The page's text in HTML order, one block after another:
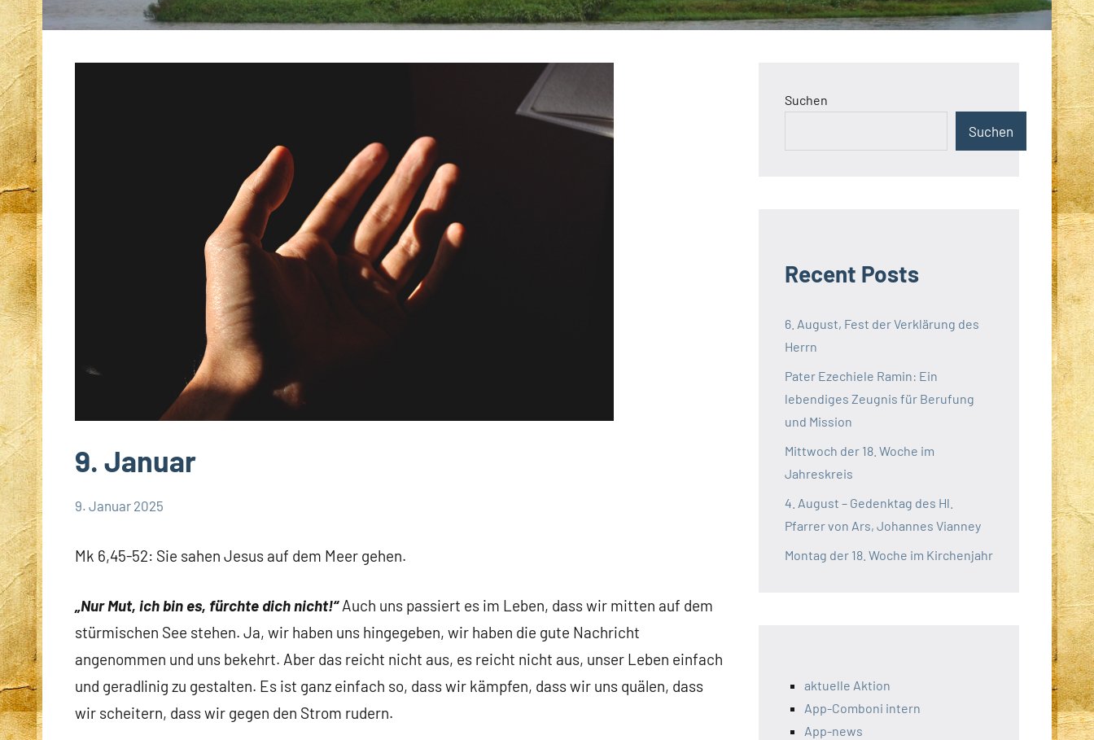
9. Januar
9. Januar 2025
Mk 6,45-52: Sie sahen Jesus auf dem Meer gehen.
„Nur Mut, ich bin es, fürchte dich nicht!“Auch uns passiert es im Leben, dass wir mitten auf dem
stürmischen See stehen. Ja, wir haben uns hingegeben, wir haben die gute Nachricht
angenommen und uns bekehrt. Aber das reicht nicht aus, es reicht nicht aus, unser Leben einfach
und geradlinig zu gestalten. Es ist ganz einfach so, dass wir kämpfen, dass wir uns quälen, dass
wir scheitern, dass wir gegen den Strom rudern.
Suchen
Suchen
Recent Posts
6. August, Fest der Verklärung des
Herrn
Pater Ezechiele Ramin: Ein
lebendiges Zeugnis für Berufung
und Mission
Mittwoch der 18. Woche im
Jahreskreis
4. August – Gedenktag des Hl.
Pfarrer von Ars, Johannes Vianney
Montag der 18. Woche im Kirchenjahr
aktuelle Aktion
App-Comboni intern
App-news